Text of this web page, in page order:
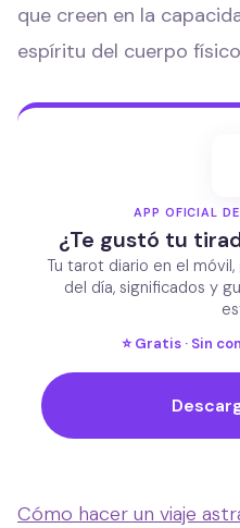
que creen en la
espíritu del cuerpo
APP OFICIAL
¿Te gustó tu
Tu tarot diario en el
del día, significados y
⭐ Gratis · Sin
Cómo hacer un viaje